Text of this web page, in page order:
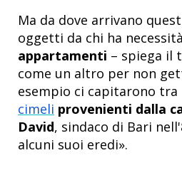
Ma da dove arrivano
oggetti da chi ha
appartamenti – spiega il
come un altro per non
esempio ci capitarono tra
cimeli provenienti dalla
David, sindaco di Bari
alcuni suoi eredi».